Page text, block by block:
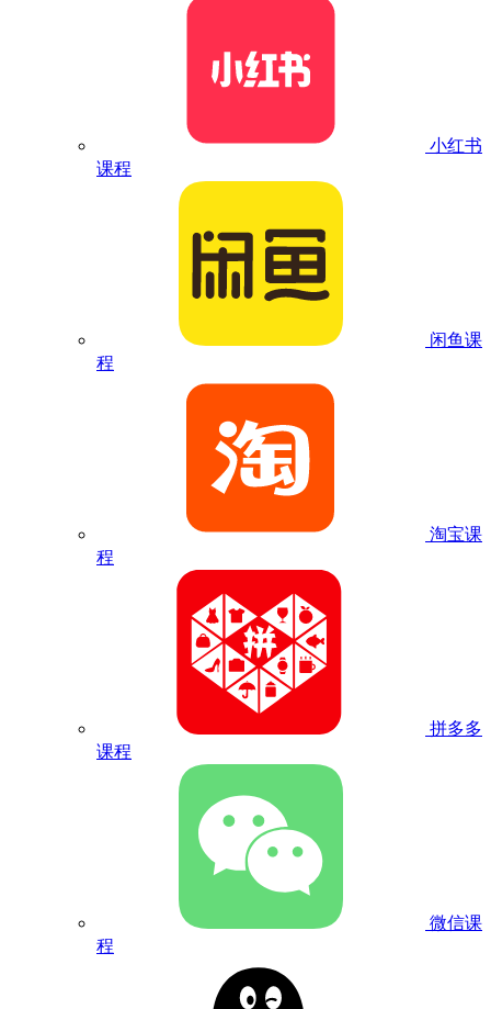
小红书
课程
闲鱼课
程
淘宝课
程
拼多多
课程
微信课
程